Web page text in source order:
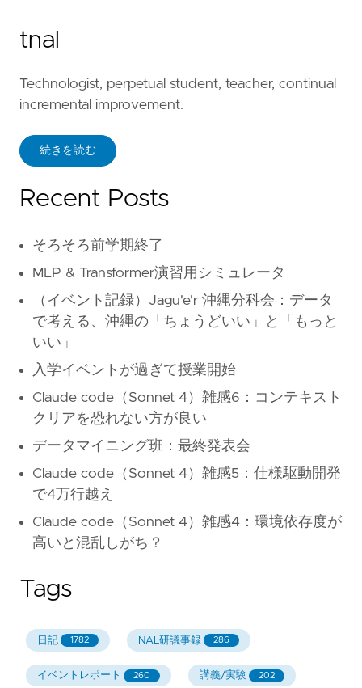
tnal
Technologist, perpetual student, teacher, continual
incremental improvement.
続きを読む
Recent Posts
そろそろ前学期終了
MLP & Transformer演習用シミュレータ
（イベント記録）Jagu'e'r 沖縄分科会：データ
で考える、沖縄の「ちょうどいい」と「もっと
いい」
入学イベントが過ぎて授業開始
Claude code（Sonnet 4）雑感6：コンテキスト
クリアを恐れない方が良い
データマイニング班：最終発表会
Claude code（Sonnet 4）雑感5：仕様駆動開発
で4万行越え
Claude code（Sonnet 4）雑感4：環境依存度が
高いと混乱しがち？
Tags
日記 1782 NAL研議事録 286
イベントレポート 260 講義/実験 202